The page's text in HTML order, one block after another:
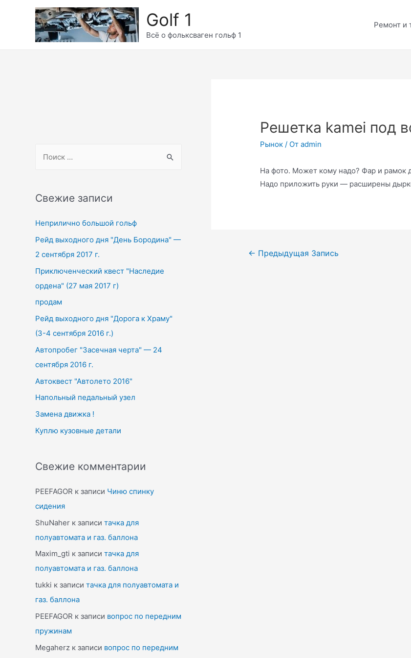
содержимому
Golf 1
Всё о фольксваген гольф 1
Ремонт и
r
h
f
o
r
:
Свежие записи
Неприлично большой гольф
Рейд выходного дня "День Бородина" —
2 сентября 2017 г.
Приключенческий квест "Наследие
ордена" (27 мая 2017 г)
продам
Рейд выходного дня "Дорога к Храму"
(3-4 сентября 2016 г.)
Автопробег "Засечная черта" — 24
сентября 2016 г.
Автоквест "Автолето 2016"
Напольный педальный узел
Замена движка !
Куплю кузовные детали
Свежие комментарии
PEEFAGOR к записи Чиню спинку
сидения
ShuNaher к записи тачка для
полуавтомата и газ. баллона
Maxim_gti к записи тачка для
полуавтомата и газ. баллона
tukki к записи тачка для полуавтомата и
газ. баллона
PEEFAGOR к записи вопрос по передним
пружинам
Megaherz к записи вопрос по передним
Решетка kamei под
Рынок / От admin
На фото. Может кому надо? Фар и рамок
Надо приложить руки — расширены
Навигация
← Предыдущая Запись